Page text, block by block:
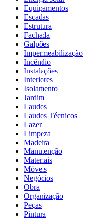
Equipamentos
Escadas
Estrutura
Fachada
Galpões
Impermeabilização
Incêndio
Instalações
Interiores
Isolamento
Jardim
Laudos
Laudos Técnicos
Lazer
Limpeza
Madeira
Manutenção
Materiais
Móveis
Negócios
Obra
Organização
Peças
Pintura